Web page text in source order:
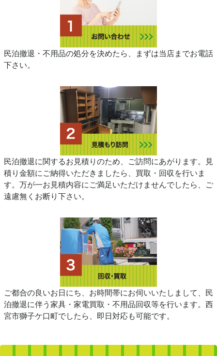
民泊撤退・不用品の処分を決めたら、まずは当店までお電話
下さい。
民泊撤退に関するお見積りのため、ご訪問にあがります。見
積り金額にご納得いただきましたら、買取・回収を行いま
す。万が一お見積内容にご満足いただけませんでしたら、ご
遠慮無くお断り下さい。
ご都合の良いお日にち、お時間帯にお伺いいたしまして、民
泊撤退に伴う家具・家電買取・不用品回収等を行います。西
宮市獅子ケ口町でしたら、即日対応も可能です。